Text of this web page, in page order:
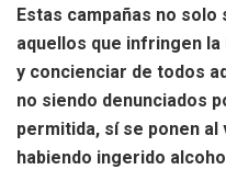
Estas campañas no
aquellos que infringen
y concienciar de todos
no siendo denunciados
permitida, sí se ponen
habiendo ingerido